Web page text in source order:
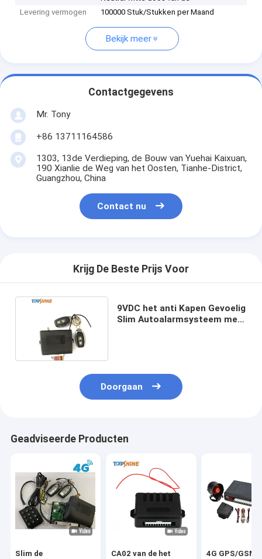
Levering vermogen
100000 Stuk/Stukken per Maand
Bekijk meer
Contactgegevens
Mr. Tony
+86 13711164586
1303, 13de Verdieping, de Bouw van Yuehai Kaixuan,
190 Xianlie de Weg van het Oosten, Tianhe-District,
Guangzhou, China
Contact nu
Krijg De Beste Prijs Voor
9VDC het anti Kapen Gevoelig
Slim Autoalarmsysteem met
Doorgaan
Geadviseerde Producten
Slim de
CA02 van de het
4G GPS/GSM/